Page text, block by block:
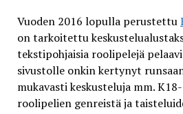
Vuoden 2016 lopulla perustettu
on tarkoitettu
tekstipohjaisia roolipelejä
sivustolle onkin kertynyt
mukavasti keskusteluja mm.
roolipelien genreistä ja